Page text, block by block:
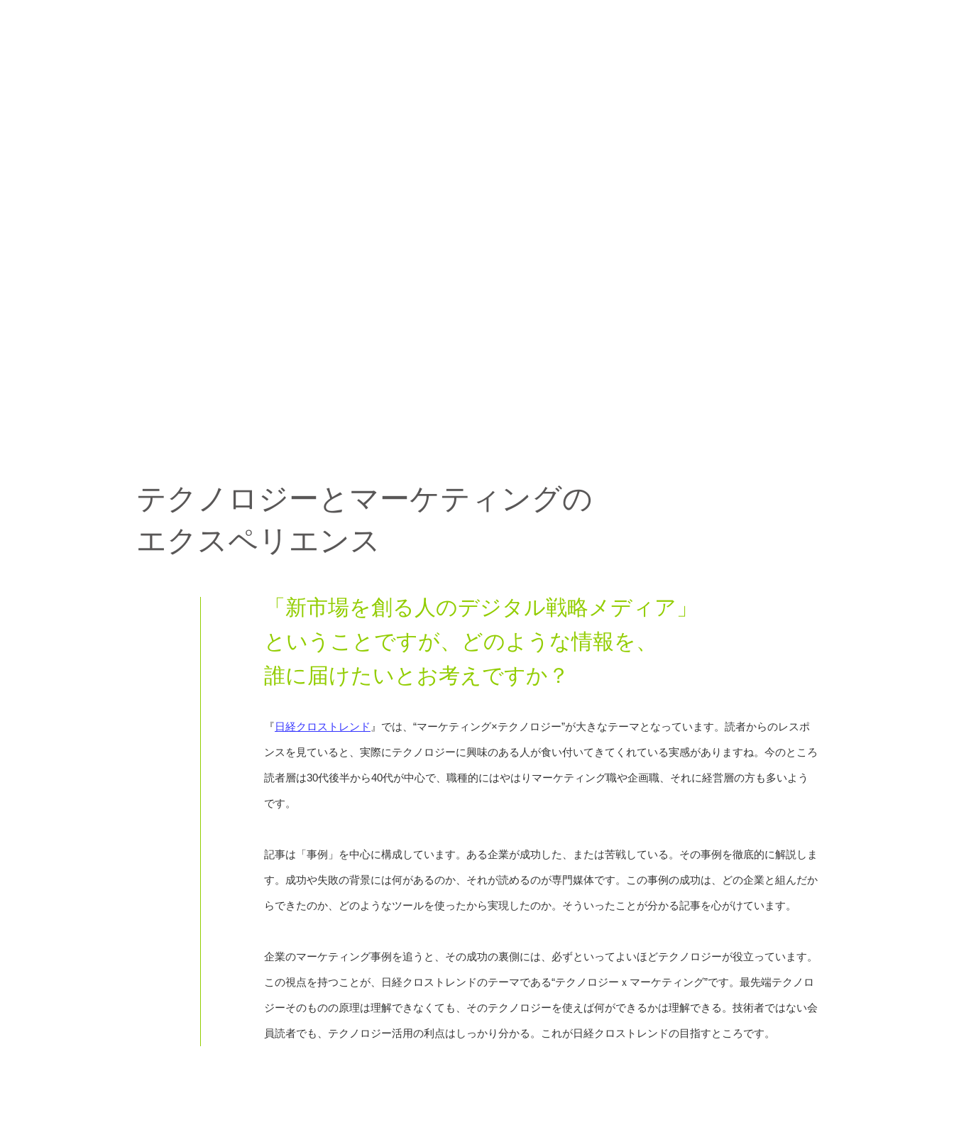
テクノロジーとマーケティングの
エクスペリエンス
「新市場を創る人のデジタル戦略メディア」
ということですが、どのような情報を、
誰に届けたいとお考えですか？
『日経クロストレンド 』では、“マーケティング×テクノロジー”が大きなテーマとなっています。読者からのレスポ
ンスを見ていると、実際にテクノロジーに興味のある人が食い付いてきてくれている実感がありますね。今のところ
読者層は30代後半から40代が中心で、職種的にはやはりマーケティング職や企画職、それに経営層の方も多いよう
です。
記事は「事例」を中心に構成しています。ある企業が成功した、または苦戦している。その事例を徹底的に解説しま
す。成功や失敗の背景には何があるのか、それが読めるのが専門媒体です。この事例の成功は、どの企業と組んだか
らできたのか、どのようなツールを使ったから実現したのか。そういったことが分かる記事を心がけています。
企業のマーケティング事例を追うと、その成功の裏側には、必ずといってよいほどテクノロジーが役立っています。
この視点を持つことが、日経クロストレンドのテーマである“テクノロジーｘマーケティング”です。最先端テクノロ
ジーそのものの原理は理解できなくても、そのテクノロジーを使えば何ができるかは理解できる。技術者ではない会
員読者でも、テクノロジー活用の利点はしっかり分かる。これが日経クロストレンドの目指すところです。